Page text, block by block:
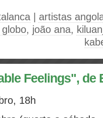
artistas
, joão ana,
Feelings", de
18h